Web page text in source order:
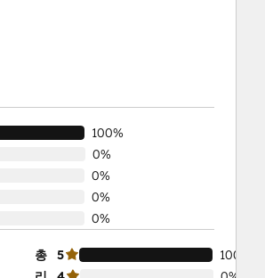
100%
0%
0%
0%
0%
총
5
100%